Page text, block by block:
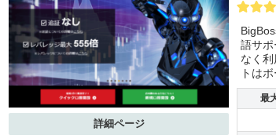
詳細ページ
語サ
なく
トは
最